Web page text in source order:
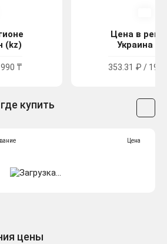
(kz)
₸
Цена в
Украина
353.31 ₽ /
купить
Цена
цены